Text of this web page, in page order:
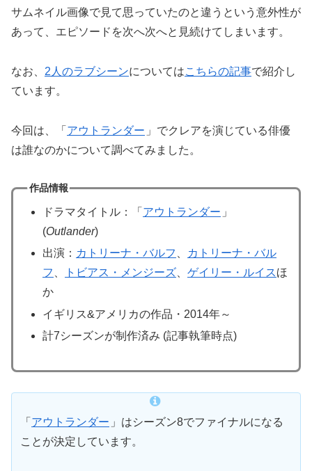
サムネイル画像で見て思っていたのと違うという意外性が
あって、エピソードを次へ次へと見続けてしまいます。
なお、 2人のラブシーンについてはこちらの記事で紹介し
ています。
今回は、「 アウトランダー 」でクレアを演じている俳優
は誰なのかについて調べてみました。
作品情報
ドラマタイトル：「 アウトランダー 」
(Outlander)
出演： カトリーナ・バルフ 、
カトリーナ・バル
フ 、 トビアス・メンジーズ、 ゲイリー・ルイスほ
か
イギリス&アメリカの作品・2014年～
計7シーズンが制作済み (記事執筆時点)
「 アウトランダー 」はシーズン8でファイナルになる
ことが決定しています。